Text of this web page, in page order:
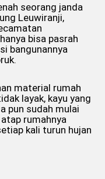
seorang janda
Leuwiranji,
bisa pasrah
bangunannya
material rumah
layak, kayu yang
pun sudah mulai
rumahnya
kali turun hujan